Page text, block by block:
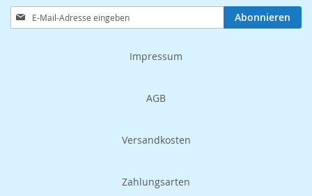
Anmeldung
zum
Abonnieren
Impressum
AGB
Versandkosten
Zahlungsarten